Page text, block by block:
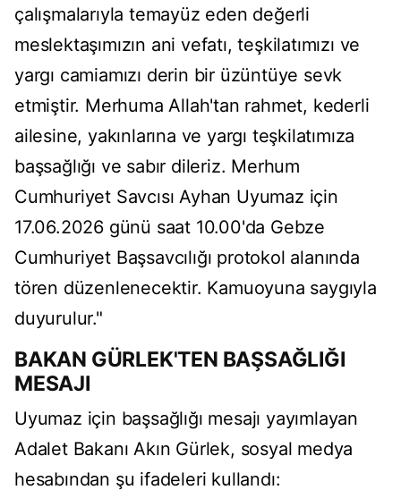
çalışmalarıyla temayüz eden değerli
meslektaşımızın ani vefatı, teşkilatımızı ve
yargı camiamızı derin bir üzüntüye sevk
etmiştir. Merhuma Allah'tan rahmet, kederli
ailesine, yakınlarına ve yargı teşkilatımıza
başsağlığı ve sabır dileriz. Merhum
Cumhuriyet Savcısı Ayhan Uyumaz için
17.06.2026 günü saat 10.00'da Gebze
Cumhuriyet Başsavcılığı protokol alanında
tören düzenlenecektir. Kamuoyuna saygıyla
duyurulur."
BAKAN GÜRLEK'TEN BAŞSAĞLIĞI
MESAJI
Uyumaz için başsağlığı mesajı yayımlayan
Adalet Bakanı Akın Gürlek, sosyal medya
hesabından şu ifadeleri kullandı: